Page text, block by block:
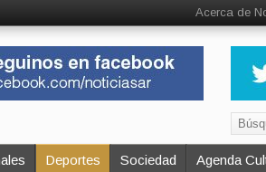
Acerca de
Deportes Sociedad Agenda